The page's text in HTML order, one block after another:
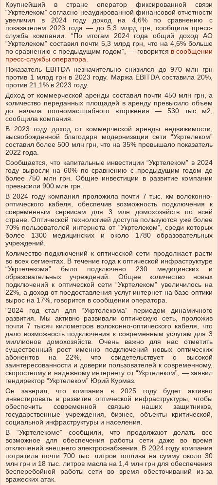
Крупнейший в стране оператор фиксированной связи
“Укртелеком” согласно неаудированной финансовой отчетности
увеличил в 2024 году доход на 4,6% по сравнению с
показателем 2023 года — до 5,3 млрд грн, сообщила пресс-
служба компании. “По итогам 2024 года общий доход АО
“Укртелеком” составил почти 5,3 млрд грн, что на 4,6% больше
по сравнению с предыдущим годом”, — говорится в сообщении
пресс-службы оператора.
Показатель EBITDA незначительно снизился до 970 млн грн
против 1 млрд грн в 2023 году. Маржа EBITDA составила 20%,
против 21,1% в 2023 году.
Доход от коммерческой аренды составил почти 450 млн грн, а
количество переданных площадей в аренду превысило объем
до начала полномасштабного вторжения — 530 тыс м2,
сообщила компания.
В 2023 году доход от коммерческой аренды недвижимости,
высвобожденной благодаря модернизации сети “Укртелеком”
составил более 500 млн грн, что на 35% превышало показатель
2022 года.
Сообщается, что капитальные инвестиции “Укртелеком” в 2024
году выросли на 60% по сравнению с предыдущим годом до
более 750 млн грн. Общие инвестиции в развитие компании
превысили 900 млн грн.
В 2024 году компания проложила почти 7 тыс. км волоконно-
оптического кабеля, обеспечив возможность подключения к
современным сервисам для 3 млн домохозяйств по всей
стране. Оптической технологией доступа пользуются уже более
70% пользователей интернета от “Укртелеком”, среди которых
более 1300 медицинских и около 1780 образовательных
учреждений.
Количество подключений к оптической сети продолжает расти
во всех сегментах. В течение года к оптической инфраструктуре
“Укртелекома” было подключено 230 медицинских и
образовательных учреждений. Общее количество новых
подключений к оптической сети “Укртелеком” увеличилось на
22%, а доход от предоставления услуг интернет на базе оптики
вырос на 17%, говорится в сообщении оператора.
“2024 год стал для “Укртелекома” периодом динамичного
развития. Мы активно развивали оптическую сеть, проложив
почти 7 тысяч километров волоконно-оптического кабеля, что
дало возможность подключения к современным услугам для 3
миллионов домохозяйств. Очень важно для нас отметить
существенный рост именно подключений новых оптических
абонентов на 22%, что свидетельствует о высокой
заинтересованности и доверии пользователей к современному,
скоростному и надежному интернету от “Укртелеком”, — заявил
гендиректор “Укртелеком” Юрий Курмаз.
Он заверил, что компания в 2025 году будет активно
инвестировать в развитие оптической инфраструктуры, чтобы
обеспечить современной связью наших защитников,
государственные учреждения, бизнес, объекты критической,
социальной инфраструктуры и населения.
В “Укртелекоме” сообщили, что продолжают делать все
возможное для обеспечения работы сети даже во время
отключений внешнего электроснабжения. В 2024 году компания
потратила почти 700 тыс. литров топлива на сумму около 30
млн грн и 18 тыс. литров масла на 1,4 млн грн для обеспечения
бесперебойной работы сети во время обесточиваний из-за
вражеских атак.